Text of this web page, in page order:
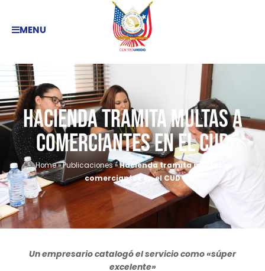
MENU
Hacienda tramita multas a
comerciantes en el CUD
Home»Publicaciones»Hacienda tramita multas a
comerciantes en el CUD
Un empresario catalogó el servicio como «súper
excelente»